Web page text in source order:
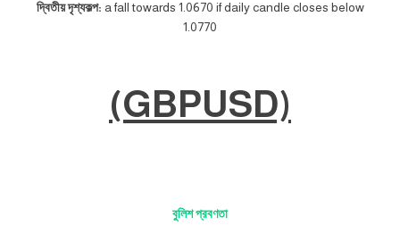
দ্বিতীয় দৃশ্যকল্প: a fall towards 1.0670 if daily candle closes below
1.0770
(GBPUSD)
বুলিশ প্রবণতা